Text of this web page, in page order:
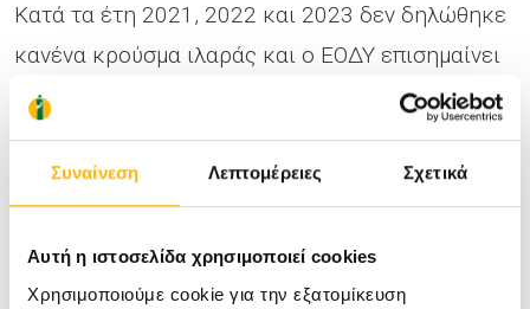
Συναίνεση Λεπτομέρειες Σχετικά
Αυτή η ιστοσελίδα χρησιμοποιεί cookies
Χρησιμοποιούμε cookie για την εξατομίκευση
Κατά τα έτη 2021, 2022 και 2023 δεν δηλώθηκε
κανένα κρούσμα ιλαράς και ο ΕΟΔΥ επισημαίνει
την πιθανότητα υποδήλωσης λόγω της
πανδημίας COVID-19.
Μέτρα πρόληψης
Η επιδημιολογική επιτήρηση της νόσου και η